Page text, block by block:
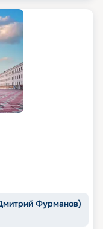
Фурманов)